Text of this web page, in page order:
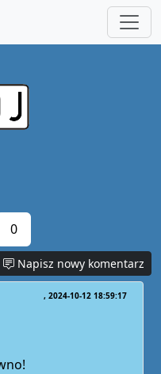
0
Napisz nowy komentarz
2024-10-12 18:59:17